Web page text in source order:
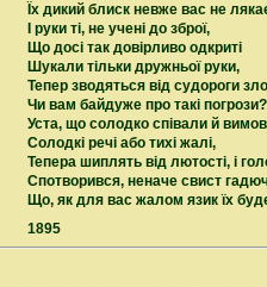
Їх дикий блиск невже вас не
І руки ті, не учені до зброї,
Що досі так довірливо одкриті
Шукали тільки дружньої руки,
Тепер зводяться від судороги
Чи вам байдуже про такі погрози?
Уста, що солодко співали й
Солодкі речі або тихі жалі,
Тепера шиплять від лютості, і
Спотворився, неначе свист
Що, як для вас жалом язик їх
1895